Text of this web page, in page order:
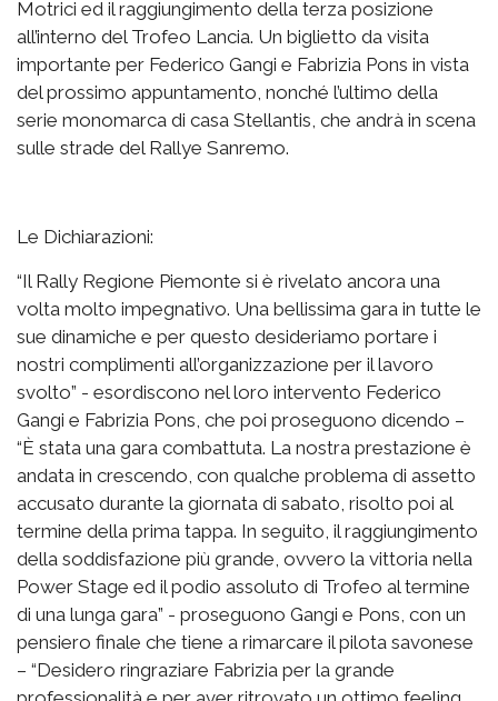
Motrici ed il raggiungimento della terza posizione
all’interno del Trofeo Lancia. Un biglietto da visita
importante per Federico Gangi e Fabrizia Pons in vista
del prossimo appuntamento, nonché l’ultimo della
serie monomarca di casa Stellantis, che andrà in scena
sulle strade del Rallye Sanremo.
Le Dichiarazioni:
“Il Rally Regione Piemonte si è rivelato ancora una
volta molto impegnativo. Una bellissima gara in tutte le
sue dinamiche e per questo desideriamo portare i
nostri complimenti all’organizzazione per il lavoro
svolto” - esordiscono nel loro intervento Federico
Gangi e Fabrizia Pons, che poi proseguono dicendo –
“È stata una gara combattuta. La nostra prestazione è
andata in crescendo, con qualche problema di assetto
accusato durante la giornata di sabato, risolto poi al
termine della prima tappa. In seguito, il raggiungimento
della soddisfazione più grande, ovvero la vittoria nella
Power Stage ed il podio assoluto di Trofeo al termine
di una lunga gara” - proseguono Gangi e Pons, con un
pensiero finale che tiene a rimarcare il pilota savonese
– “Desidero ringraziare Fabrizia per la grande